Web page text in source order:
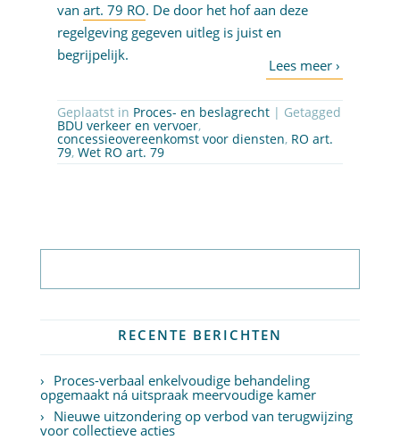
van art. 79 RO. De door het hof aan deze
regelgeving gegeven uitleg is juist en
begrijpelijk.
Geplaatst in Proces- en beslagrecht | Getagged
BDU verkeer en vervoer,
concessieovereenkomst voor diensten, RO art.
79, Wet RO art. 79
RECENTE BERICHTEN
Proces-verbaal enkelvoudige behandeling
opgemaakt ná uitspraak meervoudige kamer
Nieuwe uitzondering op verbod van terugwijzing
voor collectieve acties